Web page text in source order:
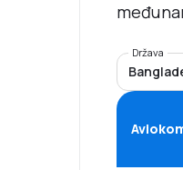
Država